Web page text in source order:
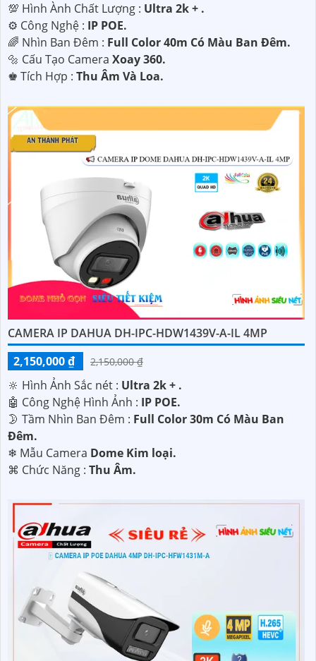
💯 Hình Ành Chất Lượng : Ultra 2k + .
⚙ Công Nghệ : IP POE.
🌈 Nhìn Ban Đêm : Full Color 40m Có Màu Ban Ðêm.
🔩 Cấu Tạo Camera Xoay 360.
️♚ Tích Hợp : Thu Âm Và Loa.
CAMERA IP DAHUA DH-IPC-HDW1439V-A-IL 4MP
2,150,000 ₫
2,150,000 ₫
🔆 Hình Ảnh Sắc nét : Ultra 2k + .
🤖️ Công Nghệ Hình Ảnh : IP POE.
🌛 Tầm Nhìn Ban Đêm : Full Color 30m Có Màu Ban
Ðêm.
❄ Mẫu Camera Dome Kim loại.
️⌘ Chức Năng : Thu Âm.